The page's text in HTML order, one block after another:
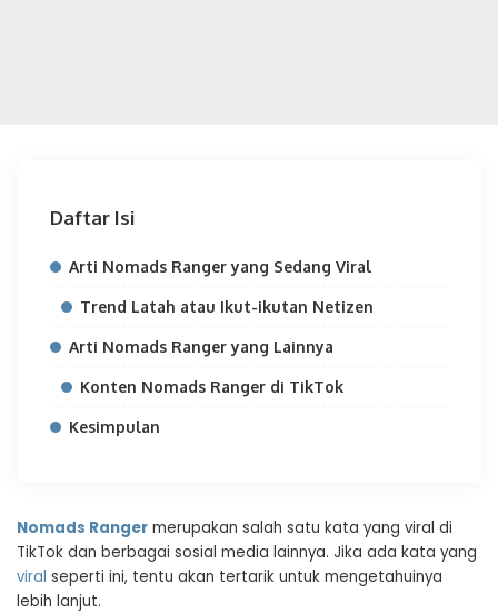
Daftar Isi
Arti Nomads Ranger yang Sedang Viral
Trend Latah atau Ikut-ikutan Netizen
Arti Nomads Ranger yang Lainnya
Konten Nomads Ranger di TikTok
Kesimpulan
Nomads Ranger merupakan salah satu kata yang viral di
TikTok dan berbagai sosial media lainnya. Jika ada kata yang
viral seperti ini, tentu akan tertarik untuk mengetahuinya
lebih lanjut.